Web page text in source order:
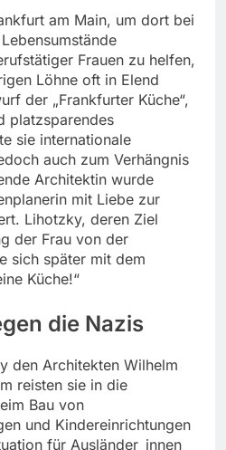
am Main, um dort bei
Frauen zu helfen,
Löhne oft in Elend
der „Frankfurter Küche“,
platzsparendes
sie internationale
auch zum Verhängnis
Architektin wurde
mit Liebe zur
Lihotzky, deren Ziel
der Frau von der
sich später mit dem
Küche!“
die Nazis
den Architekten Wilhelm
reisten sie in die
Bau von
und Kindereinrichtungen
für Ausländer_innen